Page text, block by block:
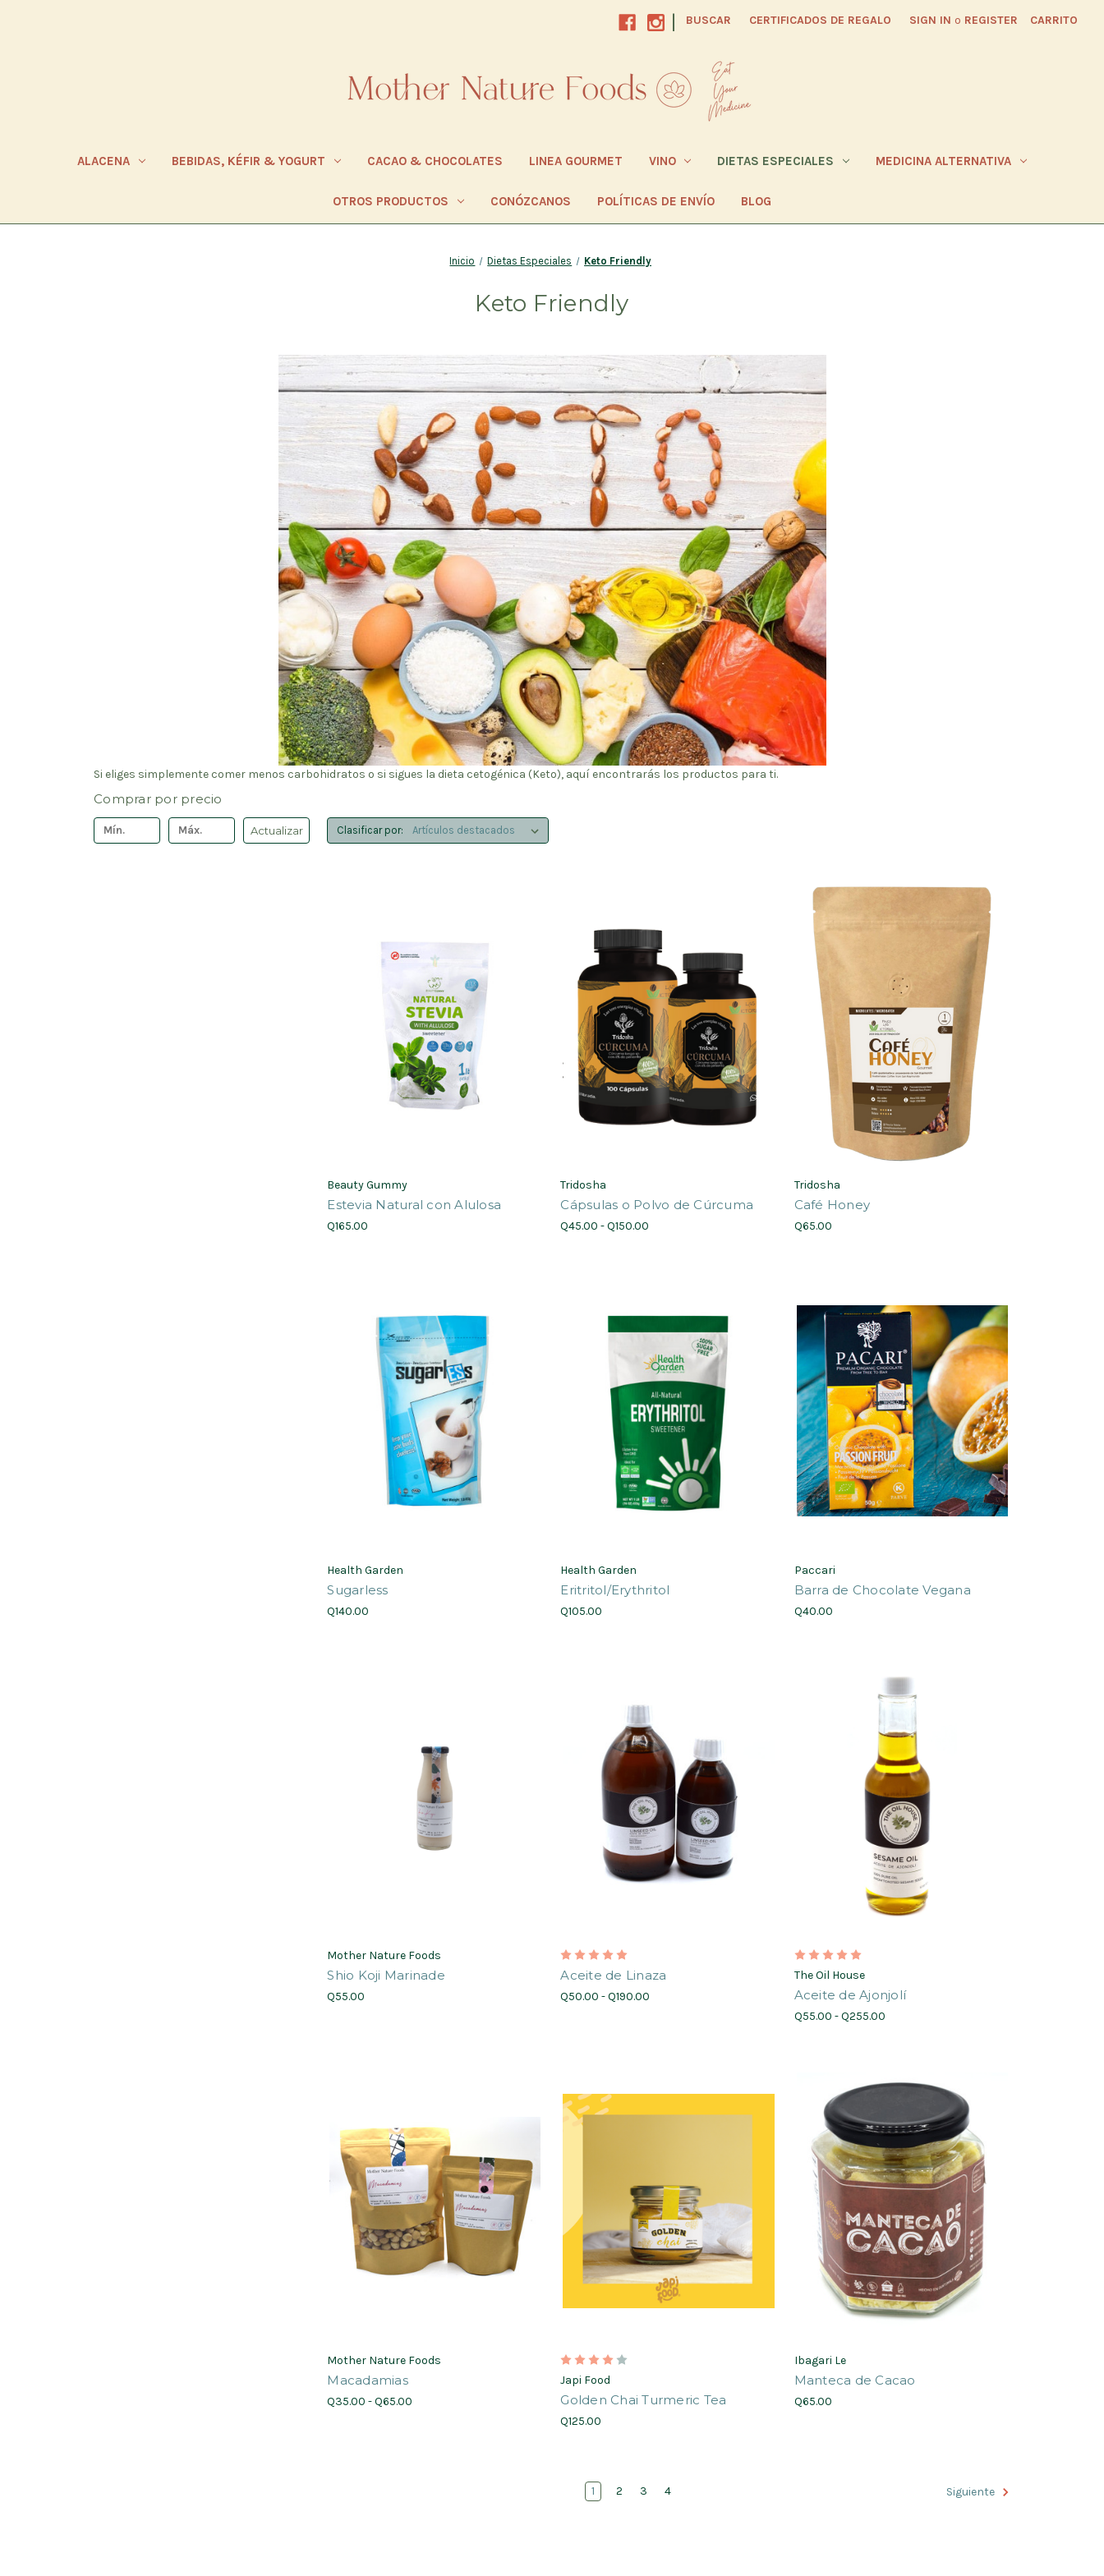
| BUSCAR CERTIFICADOS DE REGALO SIGN IN o REGISTER CARRITO
ALACENA BEBIDAS, KÉFIR & YOGURT CACAO & CHOCOLATES LINEA GOURMET VINO DIETAS ESPECIALES MEDICINA ALTERNATIVA
OTROS PRODUCTOS CONÓZCANOS POLÍTICAS DE ENVÍO BLOG
Inicio Dietas Especiales Keto Friendly
Keto Friendly
Si eliges simplemente comer menos carbohidratos o si sigues la dieta cetogénica (Keto), aquí encontrarás los productos para ti.
Comprar por precio
Actualizar Clasificar por:
Beauty Gummy
Estevia Natural con Alulosa
Q165.00
Tridosha
Cápsulas o Polvo de Cúrcuma
Q45.00 - Q150.00
Tridosha
Café Honey
Q65.00
Health Garden
Sugarless
Q140.00
Health Garden
Eritritol/Erythritol
Q105.00
Paccari
Barra de Chocolate Vegana
Q40.00
Mother Nature Foods
Shio Koji Marinade
Q55.00
Aceite de Linaza
Q50.00 - Q190.00
The Oil House
Aceite de Ajonjolí
Q55.00 - Q255.00
Mother Nature Foods
Macadamias
Q35.00 - Q65.00
Japi Food
Golden Chai Turmeric Tea
Q125.00
Ibagari Le
Manteca de Cacao
Q65.00
1 2 3 4 Siguiente